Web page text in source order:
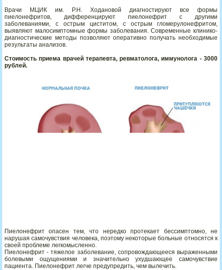
Врачи МЦИК им. Р.Н. Ходановой диагностируют все формы
пиелонефритов, дифференцируют пиелонефрит с другими
заболеваниями, с острым циститом, с острым гломерулонефритом,
выявляют малосимптомные формы заболевания. Современные клинико-
диагностические методы позволяют оперативно получать необходимые
результаты анализов.
Стоимость приема врачей терапевта, ревматолога, иммунолога - 3000
рублей.
Пиелонефрит опасен тем, что нередко протекает бессимптомно, не
нарушая самочувствия человека, поэтому некоторые больные относятся к
своей проблеме легкомысленно.
Пиелонефрит - тяжелое заболевание, сопровождающееся выраженными
болевыми ощущениями и значительно ухудшающее самочувствие
пациента. Пиелонефрит легче предупредить, чем вылечить.